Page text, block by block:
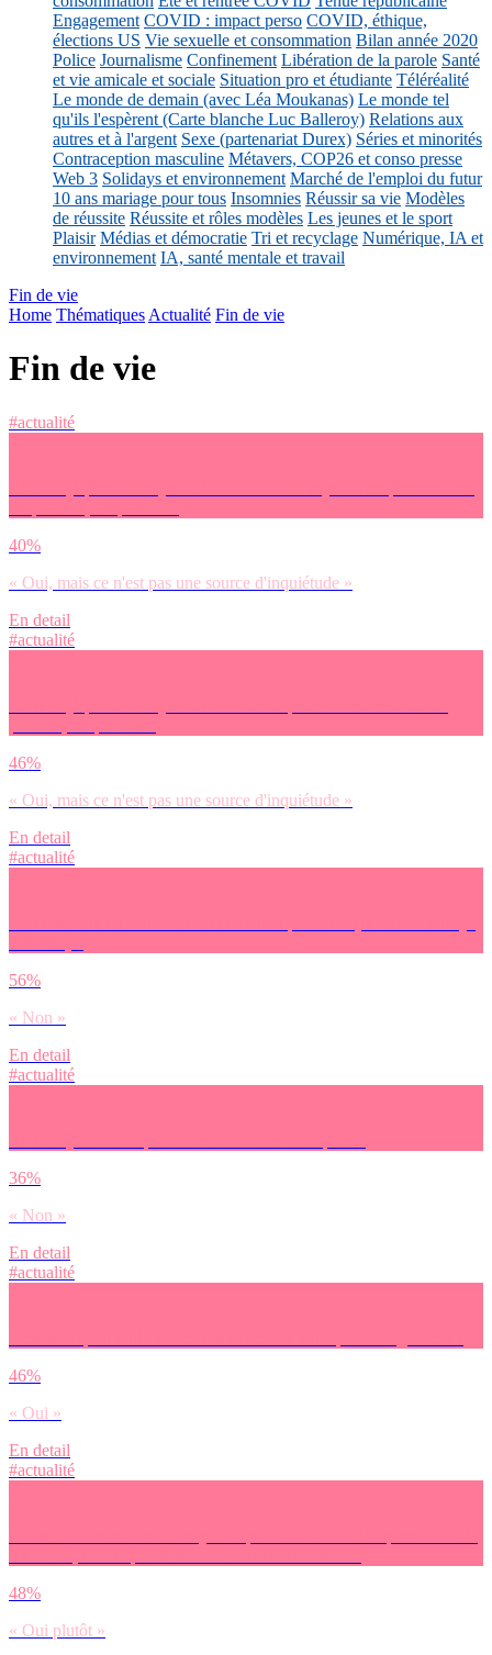
Engagement COVID : impact perso COVID, éthique,
élections US Vie sexuelle et consommation Bilan année 2020
Police Journalisme Confinement Libération de la parole Santé
et vie amicale et sociale Situation pro et étudiante Téléréalité
Le monde de demain (avec Léa Moukanas) Le monde tel
qu'ils l'espèrent (Carte blanche Luc Balleroy) Relations aux
autres et à l'argent Sexe (partenariat Durex) Séries et minorités
Contraception masculine Métavers, COP26 et conso presse
Web 3 Solidays et environnement Marché de l'emploi du futur
10 ans mariage pour tous Insomnies Réussir sa vie Modèles
de réussite Réussite et rôles modèles Les jeunes et le sport
Plaisir Médias et démocratie Tri et recyclage Numérique, IA et
environnement IA, santé mentale et travail
Fin de vie
Home Thématiques Actualité Fin de vie
Fin de vie
#actualité
40%
« Oui, mais ce n'est pas une source d'inquiétude »
En detail
#actualité
46%
« Oui, mais ce n'est pas une source d'inquiétude »
En detail
#actualité
56%
« Non »
En detail
#actualité
36%
« Non »
En detail
#actualité
46%
« Oui »
En detail
#actualité
48%
« Oui plutôt »